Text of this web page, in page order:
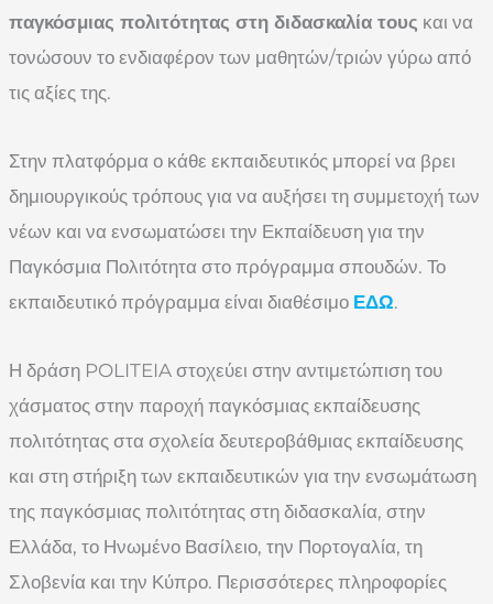
παγκόσμιας πολιτότητας στη διδασκαλία τους και να
τονώσουν το ενδιαφέρον των μαθητών/τριών γύρω από
τις αξίες της.
Στην πλατφόρμα ο κάθε εκπαιδευτικός μπορεί να βρει
δημιουργικούς τρόπους για να αυξήσει τη συμμετοχή των
νέων και να ενσωματώσει την Εκπαίδευση για την
Παγκόσμια Πολιτότητα στο πρόγραμμα σπουδών. Το
εκπαιδευτικό πρόγραμμα είναι διαθέσιμο ΕΔΩ.
Η δράση POLITEIA στοχεύει στην αντιμετώπιση του
χάσματος στην παροχή παγκόσμιας εκπαίδευσης
πολιτότητας στα σχολεία δευτεροβάθμιας εκπαίδευσης
και στη στήριξη των εκπαιδευτικών για την ενσωμάτωση
της παγκόσμιας πολιτότητας στη διδασκαλία, στην
Ελλάδα, το Ηνωμένο Βασίλειο, την Πορτογαλία, τη
Σλοβενία και την Κύπρο. Περισσότερες πληροφορίες